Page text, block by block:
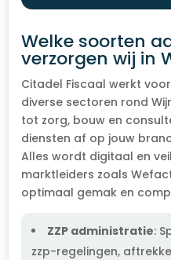
Welke soorten
verzorgen wij in
Citadel Fiscaal werkt
diverse sectoren rond
tot zorg, bouw en
diensten af op jouw
Alles wordt digitaal en
marktleiders zoals
optimaal gemak en
ZZP administratie:
zzp-regelingen,